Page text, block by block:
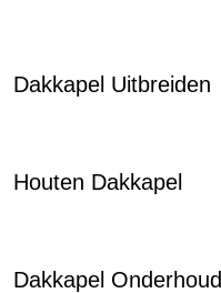
Dakkapel Uitbreiden
Houten Dakkapel
Dakkapel Onderhoud